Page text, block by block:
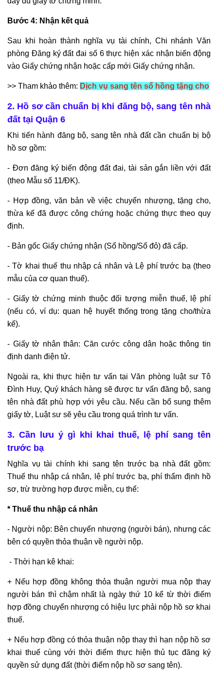
Bước 4: Nhận kết quả
Sau khi hoàn thành nghĩa vụ tài chính, Chi nhánh Văn
phòng Đăng ký đất đai số 6 thực hiện xác nhận biến động
vào Giấy chứng nhận hoặc cấp mới Giấy chứng nhận.
>> Tham khảo thêm: Dịch vụ sang tên sổ hồng tặng cho
2. Hồ sơ cần chuẩn bị khi đăng bộ, sang tên nhà
đất tại Quận 6
Khi tiến hành đăng bộ, sang tên nhà đất cần chuẩn bị bộ
hồ sơ gồm:
- Đơn đăng ký biến động đất đai, tài sản gắn liền với đất
(theo Mẫu số 11/ĐK).
- Hợp đồng, văn bản về việc chuyển nhượng, tặng cho,
thừa kế đã được công chứng hoặc chứng thực theo quy
định.
- Bản gốc Giấy chứng nhận (Sổ hồng/Sổ đỏ) đã cấp.
- Tờ khai thuế thu nhập cá nhân và Lệ phí trước bạ (theo
mẫu của cơ quan thuế).
- Giấy tờ chứng minh thuộc đối tượng miễn thuế, lệ phí
(nếu có, ví dụ: quan hệ huyết thống trong tặng cho/thừa
kế).
- Giấy tờ nhân thân: Căn cước công dân hoặc thông tin
định danh điện tử.
Ngoài ra, khi thực hiện tư vấn tại Văn phòng luật sư Tô
Đình Huy, Quý khách hàng sẽ được tư vấn đăng bộ, sang
tên nhà đất phù hợp với yêu cầu. Nếu cần bổ sung thêm
giấy tờ, Luật sư sẽ yêu cầu trong quá trình tư vấn.
3. Cần lưu ý gì khi khai thuế, lệ phí sang tên
trước bạ
Nghĩa vụ tài chính khi sang tên trước bạ nhà đất gồm:
Thuế thu nhập cá nhân, lệ phí trước bạ, phí thẩm định hồ
sơ, trừ trường hợp được miễn, cụ thể:
* Thuế thu nhập cá nhân
- Người nộp: Bên chuyển nhượng (người bán), nhưng các
bên có quyền thỏa thuận về người nộp.
- Thời hạn kê khai:
+ Nếu hợp đồng không thỏa thuận người mua nộp thay
người bán thì chậm nhất là ngày thứ 10 kể từ thời điểm
hợp đồng chuyển nhượng có hiệu lực phải nộp hồ sơ khai
thuế.
+ Nếu hợp đồng có thỏa thuận nộp thay thì hạn nộp hồ sơ
khai thuế cùng với thời điểm thực hiện thủ tục đăng ký
quyền sử dụng đất (thời điểm nộp hồ sơ sang tên).